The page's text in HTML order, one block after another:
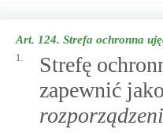
Art. 124. Strefa ochronna
1.
Strefę
zapewnić